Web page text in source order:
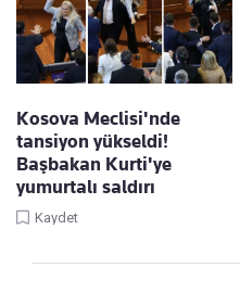
Kosova Meclisi'nde
tansiyon yükseldi!
Başbakan Kurti'ye
yumurtalı saldırı
Kaydet